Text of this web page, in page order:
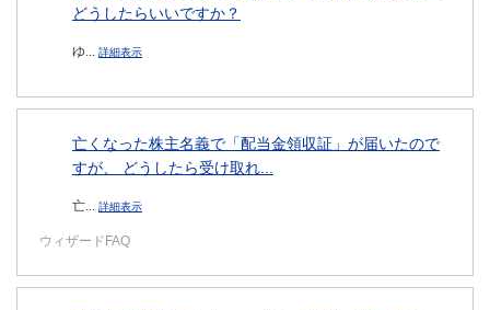
どうしたらいいですか？
ゆ... 詳細表示
亡くなった株主名義で「配当金領収証」が届いたので
すが、 どうしたら受け取れ...
亡... 詳細表示
ウィザードFAQ